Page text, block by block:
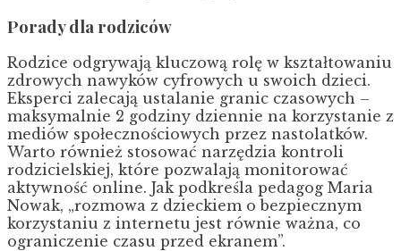
Porady dla rodziców
Rodzice odgrywają kluczową rolę w kształtowaniu
zdrowych nawyków cyfrowych u swoich dzieci.
Eksperci zalecają ustalanie granic czasowych –
maksymalnie 2 godziny dziennie na korzystanie z
mediów społecznościowych przez nastolatków.
Warto również stosować narzędzia kontroli
rodzicielskiej, które pozwalają monitorować
aktywność online. Jak podkreśla pedagog Maria
Nowak, „rozmowa z dzieckiem o bezpiecznym
korzystaniu z internetu jest równie ważna, co
ograniczenie czasu przed ekranem”.